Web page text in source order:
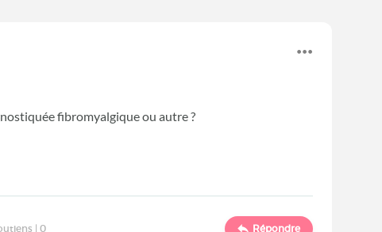
fibromyalgique ou autre ?
|0 Répondre